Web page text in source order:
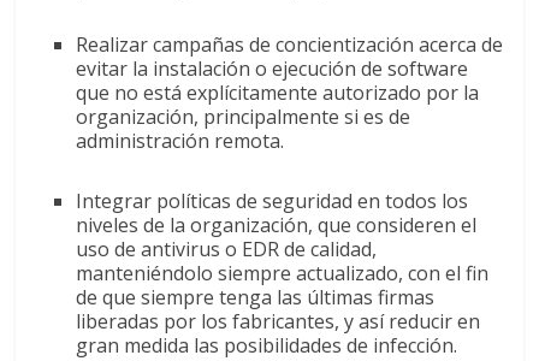
Realizar campañas de concientización acerca de
evitar la instalación o ejecución de software
que no está explícitamente autorizado por la
organización, principalmente si es de
administración remota.
Integrar políticas de seguridad en todos los
niveles de la organización, que consideren el
uso de antivirus o EDR de calidad,
manteniéndolo siempre actualizado, con el fin
de que siempre tenga las últimas firmas
liberadas por los fabricantes, y así reducir en
gran medida las posibilidades de infección.